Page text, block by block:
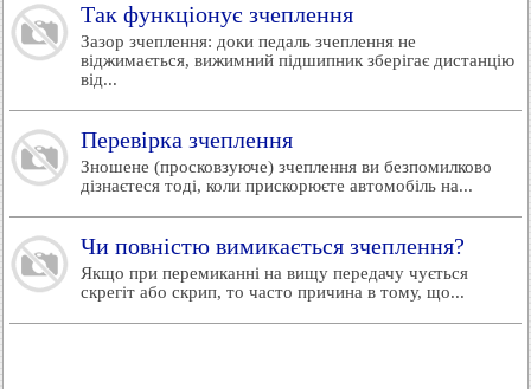
Так функціонує зчеплення
Зазор зчеплення: доки педаль зчеплення не
віджимається, вижимний підшипник зберігає дистанцію
від...
Перевірка зчеплення
Зношене (просковзуюче) зчеплення ви безпомилково
дізнаєтеся тоді, коли прискорюєте автомобіль на...
Чи повністю вимикається зчеплення?
Якщо при перемиканні на вищу передачу чується
скрегіт або скрип, то часто причина в тому, що...